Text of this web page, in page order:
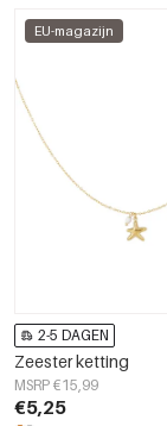
EU-magazijn
2-5 DAGEN
Zeester ketting
MSRP €15,99
€5,25